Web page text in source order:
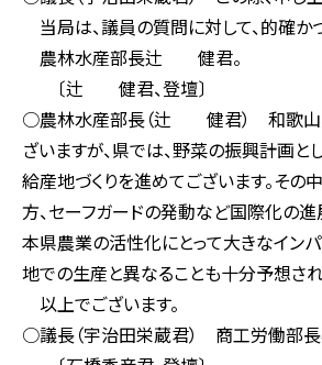
当局は、議員の質問に対して、的確
農林水産部長辻 健君。
〔辻 健君、登壇〕
○農林水産部長（辻 健君） 和歌山県
ざいますが、県では、野菜の振興計画
給産地づくりを進めてございます。その
方、セーフガードの発動など国際化の
本県農業の活性化にとって大きなイン
地での生産と異なることも十分予想さ
以上でございます。
○議長（宇治田栄蔵君） 商工労働部長